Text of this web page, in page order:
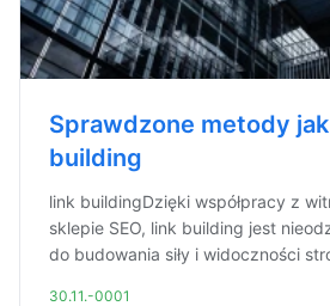
Sprawdzone metody
building
link buildingDzięki współpracy z
sklepie SEO, link building jest
do budowania siły i widoczności
30.11.-0001